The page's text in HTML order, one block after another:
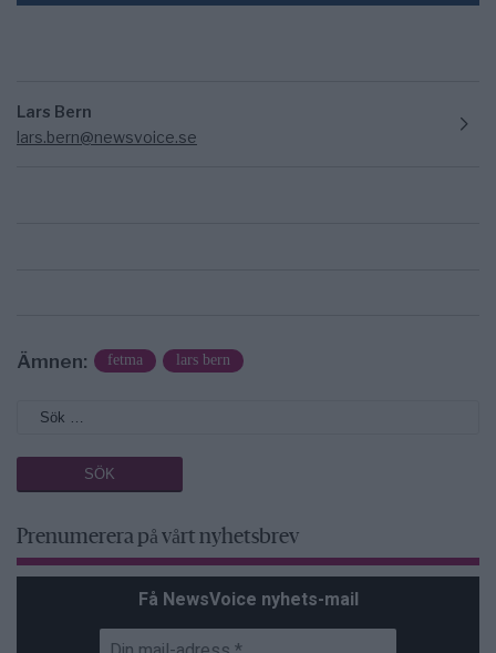
Lars Bern
lars.bern@newsvoice.se
Ämnen: fetma lars bern
Prenumerera på vårt nyhetsbrev
Få NewsVoice nyhets-mail